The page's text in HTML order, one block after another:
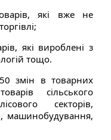
які вже не
які вироблені з
тощо.
змін в товарних
сільського
секторів,
машинобудування,